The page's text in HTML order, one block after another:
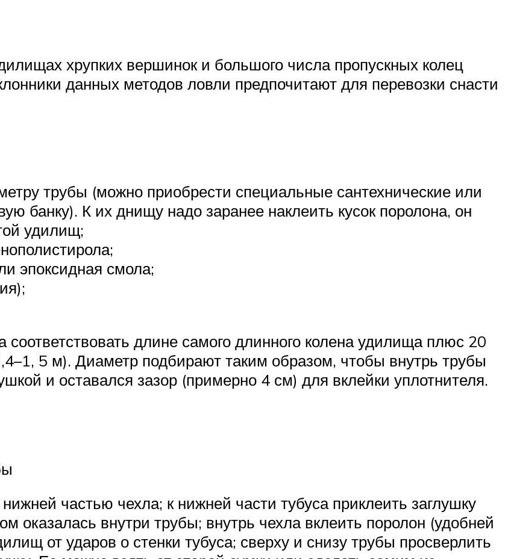
хрупких вершинок и большого числа пропускных колец
данных методов ловли предпочитают для перевозки снасти
трубы (можно приобрести специальные сантехнические или
банку). К их днищу надо заранее наклеить кусок поролона, он
удилищ;
эпоксидная смола;
длине самого длинного колена удилища плюс 20
5 м). Диаметр подбирают таким образом, чтобы внутрь трубы
и оставался зазор (примерно 4 см) для вклейки уплотнителя.
частью чехла; к нижней части тубуса приклеить заглушку
оказалась внутри трубы; внутрь чехла вклеить поролон (удобней
от ударов о стенки тубуса; сверху и снизу трубы просверлить